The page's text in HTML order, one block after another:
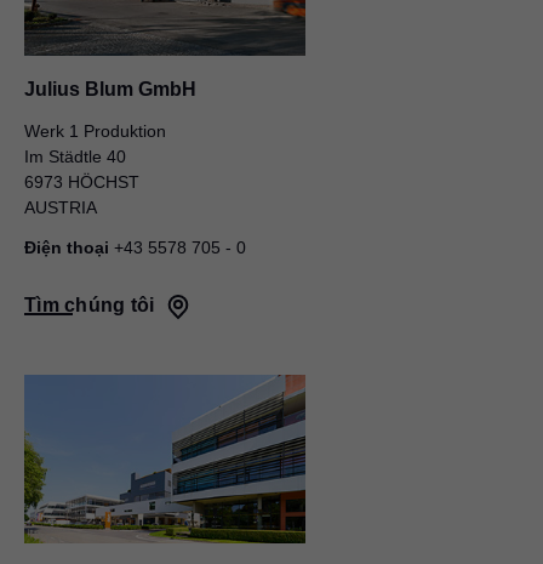
Julius Blum GmbH
Werk 1 Produktion
Im Städtle 40
6973 HÖCHST
AUSTRIA
Điện thoại +43 5578 705 - 0
Tìm chúng tôi